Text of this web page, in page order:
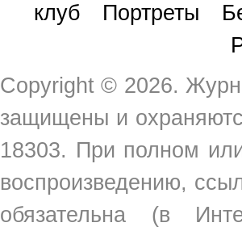
клуб
Портреты
Copyright © 2026.
защищены и
18303. При полном
воспроизведению,
обязательна (в